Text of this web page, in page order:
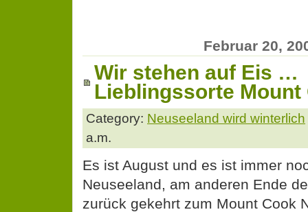
Februar 20,
Wir stehen auf Eis …
Lieblingssorte Mount
Category: Neuseeland wird winterlich
a.m.
Es ist August und es ist immer
Neuseeland, am anderen Ende
zurück gekehrt zum Mount Cook